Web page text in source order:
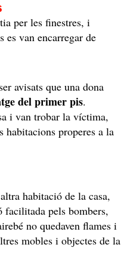
per les finestres, i
es van encarregar de
avisats que una dona
del primer pis.
i van trobar la víctima,
habitacions properes a la
habitació de la casa,
facilitada pels bombers,
no quedaven flames i
mobles i objectes de la